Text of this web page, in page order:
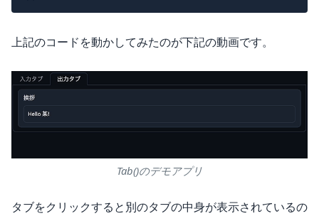
上記のコードを動かしてみたのが下記の動画です。
Tab()のデモアプリ
タブをクリックすると別のタブの中身が表示されているの